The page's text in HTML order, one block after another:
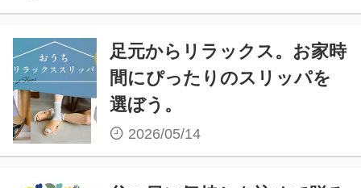
足元からリラックス。お家時
間にぴったりのスリッパを
選ぼう。
2026/05/14